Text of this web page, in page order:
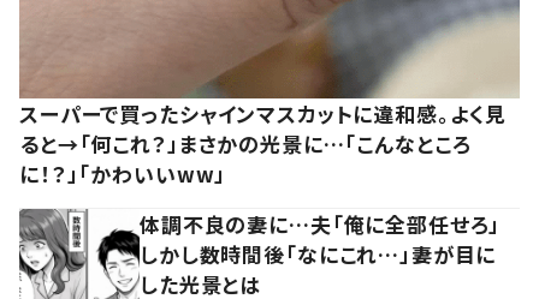
スーパーで買ったシャインマスカットに違和感。よく見
ると→「何これ？」まさかの光景に…「こんなところ
に！？」「かわいいww」
体調不良の妻に…夫「俺に全部任せろ」
しかし数時間後「なにこれ…」妻が目に
した光景とは